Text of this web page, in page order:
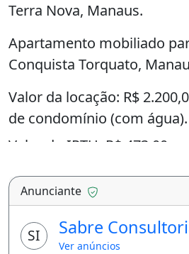
Terra Nova, Manaus.
Apartamento mobiliado
Conquista Torquato,
Valor da locação: R$
de condomínio (com água).
Valor do IPTU: R$ 473,00
Informações: (92) 98447-
Apartamento no 3° andar
escada).
Anunciante
SI Sabre
Ver anúncios